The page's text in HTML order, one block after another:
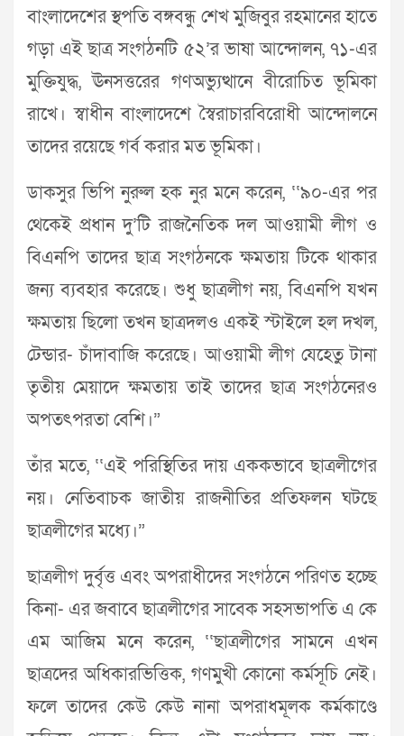
বাংলাদেশের স্থপতি বঙ্গবন্ধু শেখ মুজিবুর রহমানের হাতে
গড়া এই ছাত্র সংগঠনটি ৫২’র ভাষা আন্দোলন, ৭১-এর
মুক্তিযুদ্ধ, ঊনসত্তরের গণঅভ্যুত্থানে বীরোচিত ভূমিকা
রাখে। স্বাধীন বাংলাদেশে স্বৈরাচারবিরোধী আন্দোলনে
তাদের রয়েছে গর্ব করার মত ভূমিকা।
ডাকসুর ভিপি নুরুল হক নুর মনে করেন, ‘‘৯০-এর পর
থেকেই প্রধান দু’টি রাজনৈতিক দল আওয়ামী লীগ ও
বিএনপি তাদের ছাত্র সংগঠনকে ক্ষমতায় টিকে থাকার
জন্য ব্যবহার করেছে। শুধু ছাত্রলীগ নয়, বিএনপি যখন
ক্ষমতায় ছিলো তখন ছাত্রদলও একই স্টাইলে হল দখল,
টেন্ডার- চাঁদাবাজি করেছে। আওয়ামী লীগ যেহেতু টানা
তৃতীয় মেয়াদে ক্ষমতায় তাই তাদের ছাত্র সংগঠনেরও
অপতৎপরতা বেশি।”
তাঁর মতে, ‘‘এই পরিস্থিতির দায় এককভাবে ছাত্রলীগের
নয়। নেতিবাচক জাতীয় রাজনীতির প্রতিফলন ঘটছে
ছাত্রলীগের মধ্যে।”
ছাত্রলীগ দুর্বৃত্ত এবং অপরাধীদের সংগঠনে পরিণত হচ্ছে
কিনা- এর জবাবে ছাত্রলীগের সাবেক সহসভাপতি এ কে
এম আজিম মনে করেন, ‘‘ছাত্রলীগের সামনে এখন
ছাত্রদের অধিকারভিত্তিক, গণমুখী কোনো কর্মসূচি নেই।
ফলে তাদের কেউ কেউ নানা অপরাধমূলক কর্মকাণ্ডে